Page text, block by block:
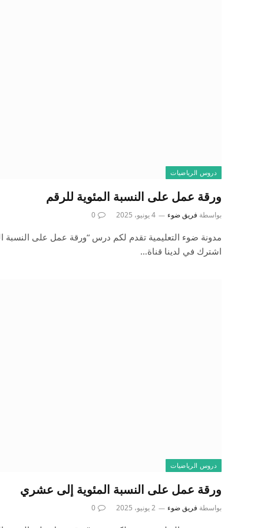
دروس الرياضيات
ورقة عمل على النسبة المئوية للرقم
بواسطة فريق ضوء 4 يونيو، 2025 0
مدونة ضوء التعليمية تقدم لكم درس “ورقة عمل على النسبة
اشترك في لدينا قناة…
دروس الرياضيات
ورقة عمل على النسبة المئوية إلى عشري
بواسطة فريق ضوء 2 يونيو، 2025 0